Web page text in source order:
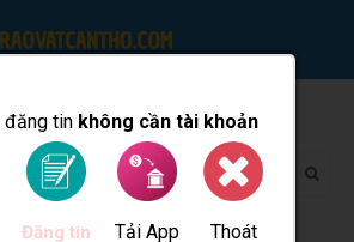
đăng tin không cần tài khoản
Đăng tin Tải App Thoát